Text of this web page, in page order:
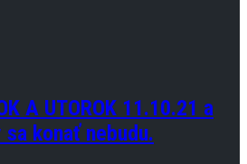
A UTOROK 11.10.21 a
konať nebudu.